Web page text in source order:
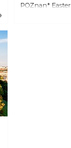
POZnan*